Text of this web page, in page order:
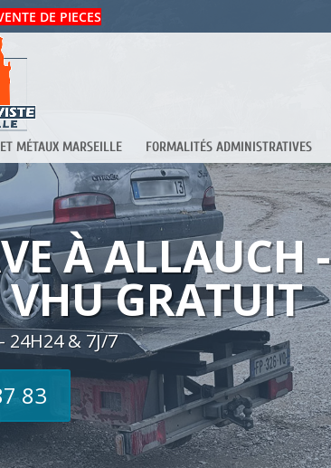
DE PIECES
MÉTAUX MARSEILLE FORMALITÉS ADMINISTRATIVES
À ALLAUCH -
VHU GRATUIT
24H24 & 7J/7
83